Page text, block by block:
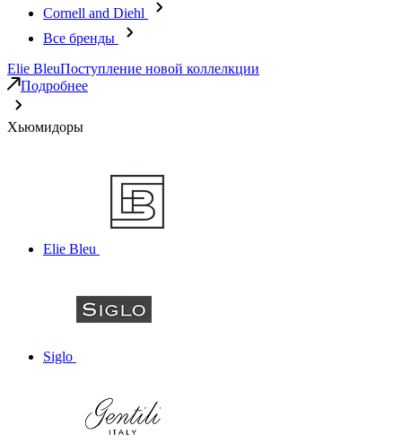
Cornell and Diehl
Все бренды
Elie BleuПоступление новой коллелкции
Подробнее
Хьюмидоры
Elie Bleu
Siglo